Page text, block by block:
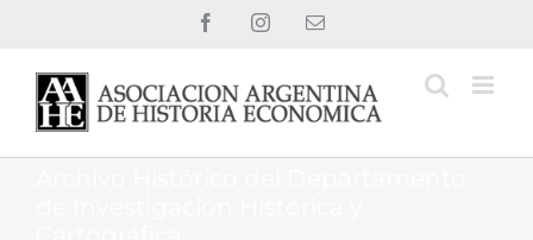
FacebookInstagramCorreo